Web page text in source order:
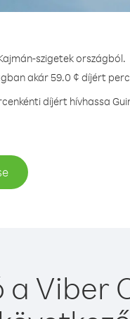
szigetek országból.
akár 59.0 ¢ díjért
díjért hívhassa
a Viber